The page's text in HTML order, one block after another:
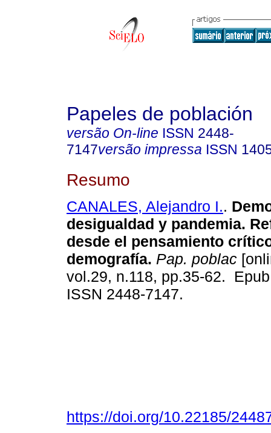
Papeles de población
versão On-line ISSN 2448-
7147versão impressa ISSN
Resumo
CANALES, Alejandro I..
desigualdad y pandemia.
desde el pensamiento
demografía. Pap. poblac
vol.29, n.118, pp.35-62.
ISSN 2448-7147.
https://doi.org/10.22185/